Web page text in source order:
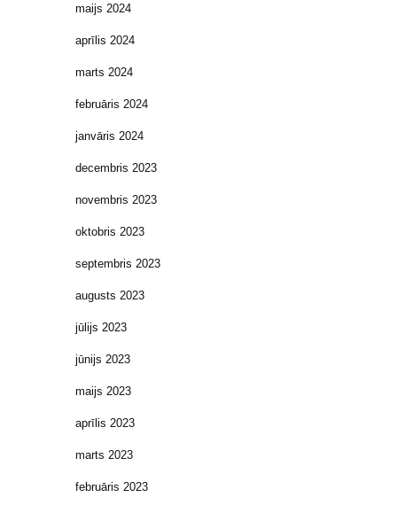
maijs 2024
aprīlis 2024
marts 2024
februāris 2024
janvāris 2024
decembris 2023
novembris 2023
oktobris 2023
septembris 2023
augusts 2023
jūlijs 2023
jūnijs 2023
maijs 2023
aprīlis 2023
marts 2023
februāris 2023